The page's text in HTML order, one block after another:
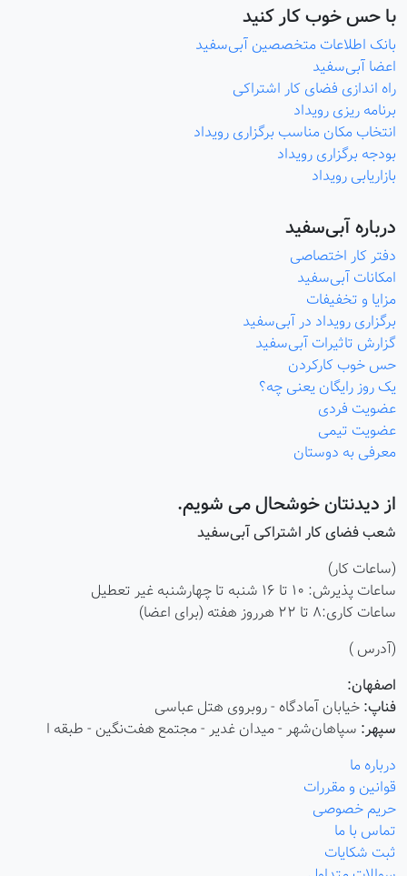
با حس خوب کار کنید
بانک اطلاعات متخصصین آبی‌سفید
اعضا آبی‌سفید
راه اندازی فضای کار اشتراکی
برنامه ریزی رویداد
انتخاب مکان مناسب برگزاری رویداد
بودجه برگزاری رویداد
بازاریابی رویداد
درباره آبی‌سفید
دفتر کار اختصاصی
امکانات آبی‌سفید
مزایا و تخفیفات
برگزاری رویداد در آبی‌سفید
گزارش تاثیرات آبی‌سفید
حس خوب کارکردن
یک روز رایگان یعنی چه؟
عضویت فردی
عضویت تیمی
معرفی به دوستان
از دیدنتان خوشحال می شویم.
شعب فضای کار اشتراکی آبی‌سفید
(ساعات کار)
ساعات پذیرش: ۱۰ تا ۱۶ شنبه تا چهارشنبه غیر تعطیل
ساعات کاری:8 تا 22 هرروز هفته (برای اعضا)
(آدرس )
اصفهان:
فناپ:خیابان آمادگاه - روبروی هتل عباسی
سپهر: سپاهان‌شهر - میدان غدیر - مجتمع هفت‌نگین - طبقه ا
درباره ما
قوانین و مقررات
حریم خصوصی
تماس با ما
ثبت شکایات